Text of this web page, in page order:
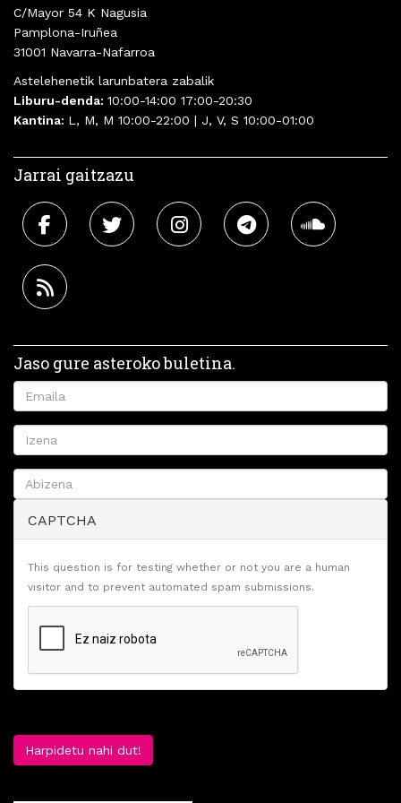
C/Mayor 54 K Nagusia
Pamplona-Iruñea
31001 Navarra-Nafarroa
Astelehenetik larunbatera zabalik
Liburu-denda: 10:00-14:00 17:00-20:30
Kantina: L, M, M 10:00-22:00 | J, V, S 10:00-01:00
Jarrai gaitzazu
Jaso gure asteroko buletina.
CAPTCHA
This question is for testing whether or not you are a human
visitor and to prevent automated spam submissions.
Harpidetu nahi dut!